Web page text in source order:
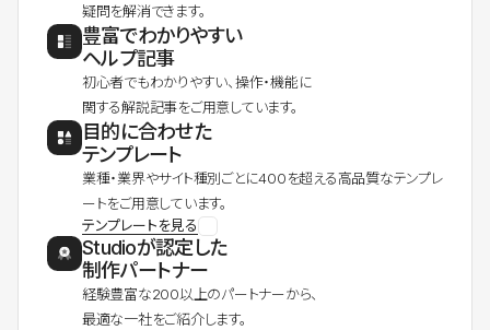
疑問を解消できます。
豊富でわかりやすい
ヘルプ記事
初心者でもわかりやすい、操作・機能に
関する解説記事をご用意しています。
目的に合わせた
テンプレート
業種・業界やサイト種別ごとに400を超える高品質なテンプレ
ートをご用意しています。
テンプレートを見る
Studioが認定した
制作パートナー
経験豊富な200以上のパートナーから、
最適な一社をご紹介します。